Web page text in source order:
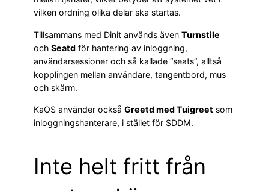
vilken ordning olika delar ska startas.
Tillsammans med Dinit används även Turnstile
och Seatd för hantering av inloggning,
användarsessioner och så kallade “seats”, alltså
kopplingen mellan användare, tangentbord, mus
och skärm.
KaOS använder också Greetd med Tuigreet som
inloggningshanterare, i stället för SDDM.
Inte helt fritt från